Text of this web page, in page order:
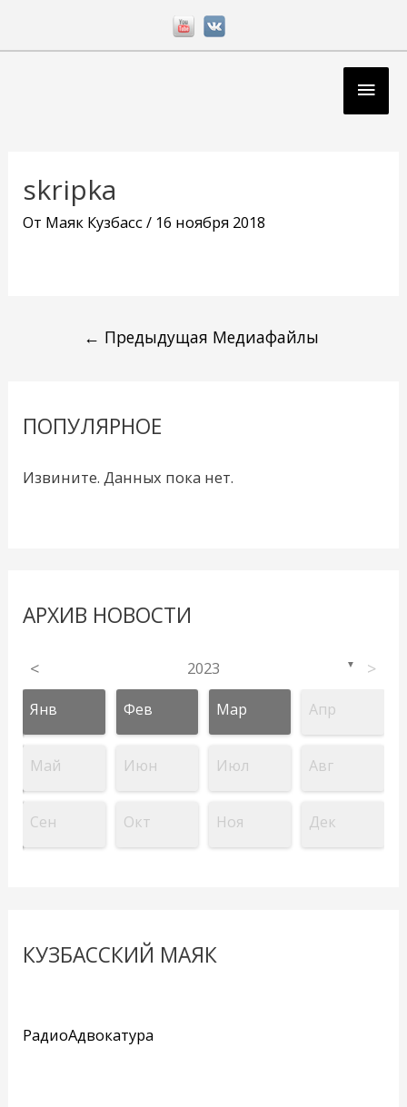
skripka
От Маяк Кузбасс/ 16 ноября 2018
записям
← Предыдущая Медиафайлы
ПОПУЛЯРНОЕ
Извините. Данных пока нет.
АРХИВ НОВОСТИ
< 2023 ▼ >
Янв Фев Мар Апр
Май Июн Июл Авг
Сен Окт Ноя Дек
КУЗБАССКИЙ МАЯК
РадиоАдвокатура